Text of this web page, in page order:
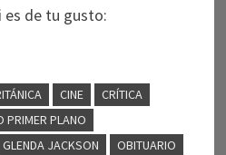
es de tu gusto:
CINE
CRÍTICA
PRIMER PLANO
GLENDA JACKSON
OBITUARIO